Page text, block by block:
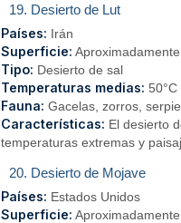
19. Desierto de Lut
Países: Irán
Superficie:
Tipo: Desierto de sal
Temperaturas medias:
Fauna: Gacelas, zorros,
Características: El desierto
temperaturas extremas y
20. Desierto de Mojave
Países: Estados Unidos
Superficie: